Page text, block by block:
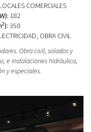
COMERCIALES
182
2): 350
OBRA CIVIL
Obra civil, solados y
e instalaciones hidráulica,
y especiales.